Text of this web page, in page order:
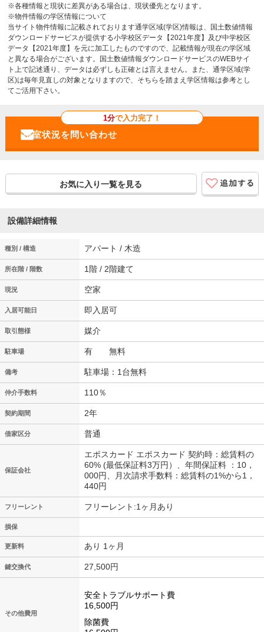
※各種情報と現状に差異がある場合は、現状優先となります。
※物件情報の学区情報について
当サイト物件情報に記載されております通学区域(学区)情報は、国土数値情報
ダウンロードサービスが提供する小学校区データ【2021年度】及び中学校区
データ【2021年度】を元に加工したものですので、記載情報が現在の学区域
と異なる場合がございます。国土数値情報ダウンロードサービスのWEBサイ
ト上で記述通り、データは必ずしも正確とは言えません。また、通学区域(学
区)は毎年見直しの対象となりますので、そちらを踏まえ学区情報は参考とし
てご活用下さい。
1分で入力完了！
お気に入り一覧を見る
設備詳細情報
種別 / 構造 アパート / 木造
所在階 / 階数 1階 / 2階建て
現況 空家
入居可能日 即入居可
取引態様 媒介
駐車場 有 無料
備考 駐車場：1台無料
仲介手数料 110％
契約期間 2年
借家区分 普通
保証会社
エポスカード エポスカード 契約時：総賃料の
60% (最低保証料3万円）、年間保証料 ：10，
000円、月次請求手数料：総賃料の1%から1，
440円
フリーレント フリーレント:1ヶ月あり
損保
更新料 あり 1ヶ月
鍵交換代 27,500円
その他費用
安全トラブルサポート費
16,500円
除菌費